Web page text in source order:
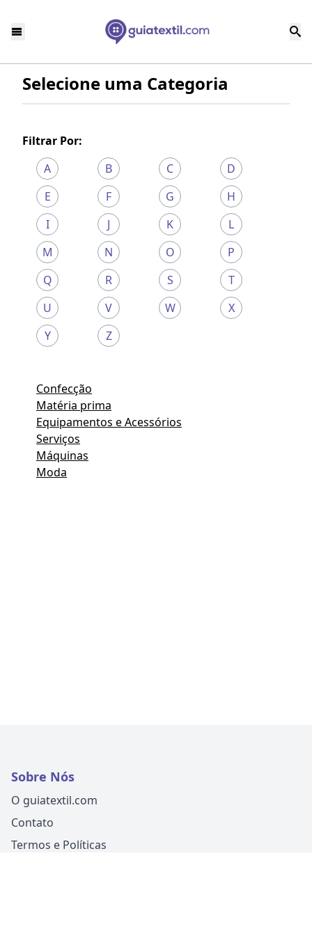
Selecione uma Categoria
Filtrar Por:
A
B C
D
E
F G
H
I
J K
L
M
N O
P
Q
R S
T
U
V W
X
Y
Z
Confecção
Matéria prima
Equipamentos e Acessórios
Serviços
Máquinas
Moda
Sobre Nós
O guiatextil.com
Contato
Termos e Políticas